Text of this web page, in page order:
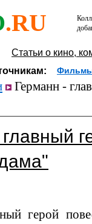
.RU
Статьи о кино,
Германн -
герой